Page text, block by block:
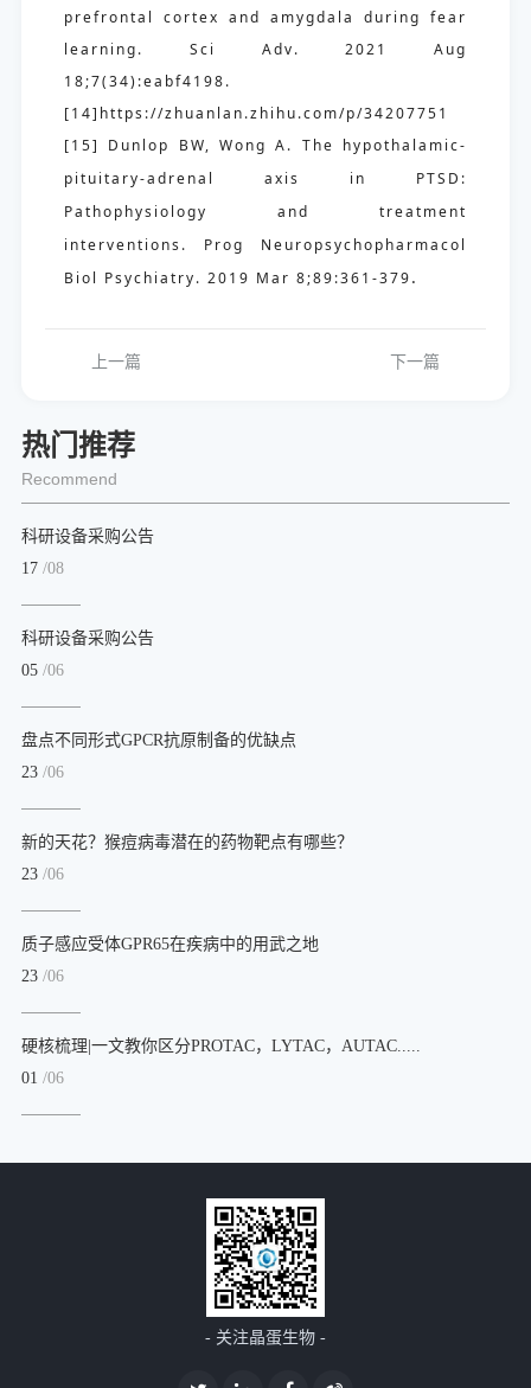
prefrontal cortex and amygdala during fear
learning. Sci Adv. 2021 Aug
18;7(34):eabf4198.
[14]https://zhuanlan.zhihu.com/p/34207751
[15] Dunlop BW, Wong A. The hypothalamic-
pituitary-adrenal axis in PTSD:
Pathophysiology and treatment
interventions. Prog Neuropsychopharmacol
Biol Psychiatry. 2019 Mar 8;89:361-379.
上一篇 下一篇
热门推荐
Recommend
科研设备采购公告
17 /08
科研设备采购公告
05 /06
盘点不同形式GPCR抗原制备的优缺点
23 /06
新的天花？猴痘病毒潜在的药物靶点有哪些？
23 /06
质子感应受体GPR65在疾病中的用武之地
23 /06
硬核梳理|一文教你区分PROTAC，LYTAC，AUTAC.....
01 /06
- 关注晶蛋生物 -